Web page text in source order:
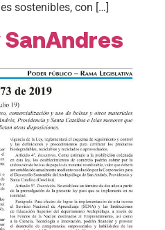
sostenibles, con […]
SanAndres